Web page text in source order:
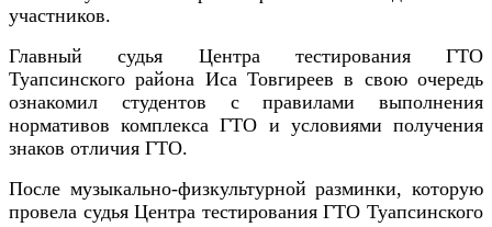
участников.
Главный судья Центра тестирования ГТО
Туапсинского района Иса Товгиреев в свою очередь
ознакомил студентов с правилами выполнения
нормативов комплекса ГТО и условиями получения
знаков отличия ГТО.
После музыкально-физкультурной разминки, которую
провела судья Центра тестирования ГТО Туапсинского